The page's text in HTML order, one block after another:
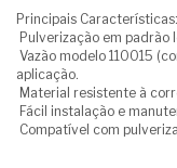
Principais Características:
Pulverização em
Vazão modelo 110015
aplicação.
Material resistente à
Fácil instalação e
Compatível com